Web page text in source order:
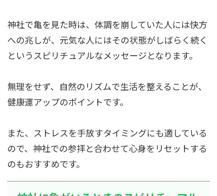
神社で亀を見た時は、体調を崩していた人には快方
への兆しが、元気な人にはその状態がしばらく続く
というスピリチュアルなメッセージとなります。
無理をせず、自然のリズムで生活を整えることが、
健康運アップのポイントです。
また、ストレスを手放すタイミングにも適している
ので、神社での参拝と合わせて心身をリセットする
のもおすすめです。